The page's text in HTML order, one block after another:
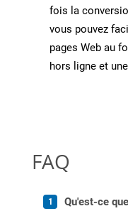
fois la
vous pouvez
pages Web au
hors ligne et
FAQ
Qu'est-ce